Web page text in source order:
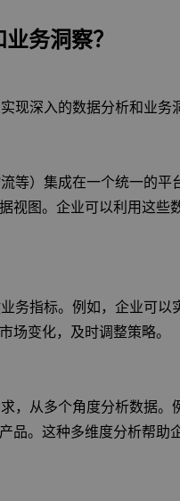
务洞察？
现深入的数据分析和业务
等）集成在一个统一的平
视图。企业可以利用这些
指标。例如，企业可以
变化，及时调整策略。
，从多个角度分析数据。
品。这种多维度分析帮助